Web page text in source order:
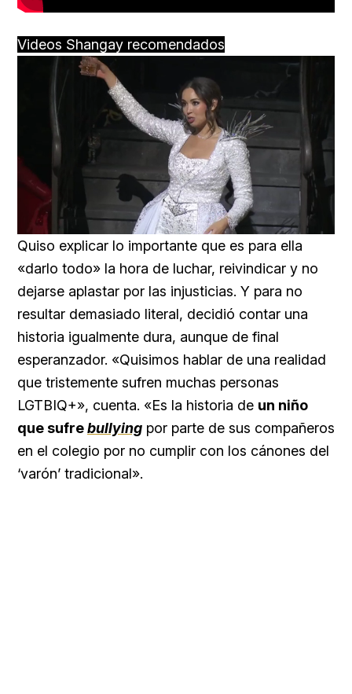
Videos Shangay recomendados
Unmute Loaded:
25.99%
Quiso explicar lo importante que es para ella
«darlo todo» la hora de luchar, reivindicar y no
dejarse aplastar por las injusticias. Y para no
resultar demasiado literal, decidió contar una
historia igualmente dura, aunque de final
esperanzador. «Quisimos hablar de una realidad
que tristemente sufren muchas personas
LGTBIQ+», cuenta. «Es la historia de un niño
que sufrebullying por parte de sus compañeros
en el colegio por no cumplir con los cánones del
‘varón’ tradicional».